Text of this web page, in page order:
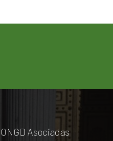
ONGD Asociadas